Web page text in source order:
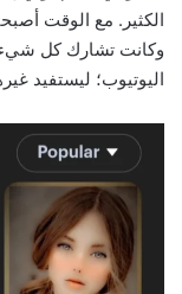
الكثير. مع الوقت
وكانت تشارك كل شيء
اليوتيوب؛ ليستفيد